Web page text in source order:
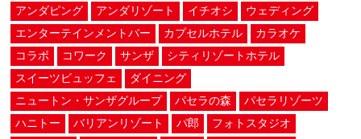
アンダピング アンダリゾート イチオシ
ウェディング
エンターテインメントバー
カプセルホテル
カラオケ
コラボ
コワーク サンザ
シティリゾートホテル
スイーツビュッフェ
ダイニング
ニュートン・サンザグループ
パセラの森
パセラリゾーツ
ハニトー
バリアンリゾート パ郎
フォトスタジオ